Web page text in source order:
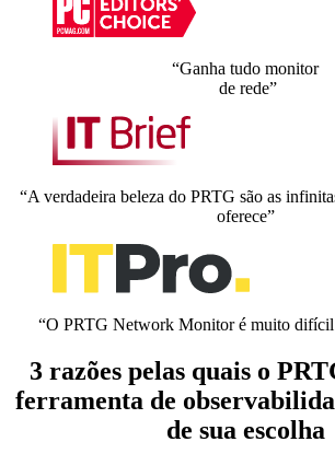
“Ganha tudo monitor
de rede”
“A verdadeira beleza do PRTG são as
oferece”
“O PRTG Network Monitor é muito difícil
3 razões pelas quais o
ferramenta de
de sua escolha